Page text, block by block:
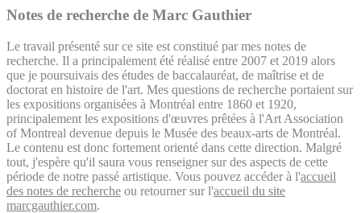
Notes de recherche de Marc Gauthier
Le travail présenté sur ce site est constitué par mes notes de
recherche. Il a principalement été réalisé entre 2007 et 2019 alors
que je poursuivais des études de baccalauréat, de maîtrise et de
doctorat en histoire de l'art. Mes questions de recherche portaient sur
les expositions organisées à Montréal entre 1860 et 1920,
principalement les expositions d'œuvres prêtées à l'Art Association
of Montreal devenue depuis le Musée des beaux-arts de Montréal.
Le contenu est donc fortement orienté dans cette direction. Malgré
tout, j'espère qu'il saura vous renseigner sur des aspects de cette
période de notre passé artistique. Vous pouvez accéder à l'accueil
des notes de recherche ou retourner sur l'accueil du site
marcgauthier.com.